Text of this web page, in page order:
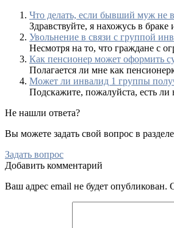
Что делать, если бывший муж не
Здравствуйте, я нахожусь в
Увольнение в связи с группой
Несмотря на то, что граждане с
Как пенсионер может оформить
Полагается ли мне как
Может ли инвалид 1 группы
Подскажите, пожалуйста, есть
Не нашли ответа?
Вы можете задать свой вопрос в
Задать вопрос
Добавить комментарий
Ваш адрес email не будет опубликован.